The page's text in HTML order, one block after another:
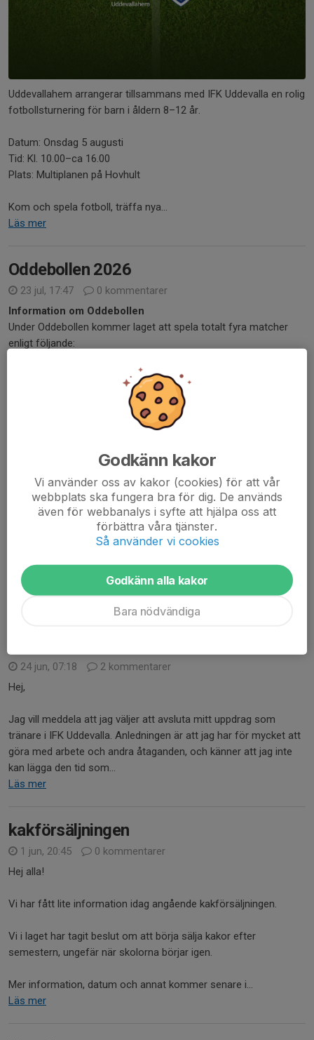
Uddevallahem arrangerar tillsammans med IFK Uddevalla en rolig
fotbollsturnering för barn i åldern 8–12 år.
Datum: Onsdag 5 augusti
Tid: Kl. 10.00–ca 16.00
Plats: Multiplanen på Hovhult
Kom och spela fotboll, träffa nya...
Läs mer
Oddebollen 2026
23 jul, 17:47
0 kommentarer
Information om Oddebollen
Under Oddebollen kommer laget att spela totalt fyra matcher
enligt följande:
Mellan vissa matcher kan det bli längre väntetider. Information
Sommaruppehåll
25 jun, 18:37
0 kommentarer
Nu tar P2016 sommaruppehåll och vi önskar alla spelare och
Vi startar upp träningarna igen vecka 30, måndagen den 20 juli.
Vi ser fram emot att träffa er alla igen efter ledigheten....
Läs mer
24 jun, 07:18
2 kommentarer
Hej,
Jag vill meddela att jag väljer att avsluta mitt uppdrag som
tränare i IFK Uddevalla. Anledningen är att jag har för mycket att
göra med arbete och andra åtaganden, och känner att jag inte
kan lägga den tid som...
Läs mer
kakförsäljningen
1 jun, 20:45
0 kommentarer
Hej alla!
Vi har fått lite information idag angående kakförsäljningen.
Vi i laget har tagit beslut om att börja sälja kakor efter
semestern, ungefär när skolorna börjar igen.
Mer information, datum och annat kommer senare i...
Läs mer
Godkänn kakor
Vi använder oss av kakor (cookies) för att vår
webbplats ska fungera bra för dig. De används
även för webbanalys i syfte att hjälpa oss att
förbättra våra tjänster.
Så använder vi cookies
Godkänn alla kakor
Bara nödvändiga